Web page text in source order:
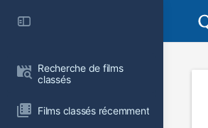
Recherche de films
classés
Films classés récemment